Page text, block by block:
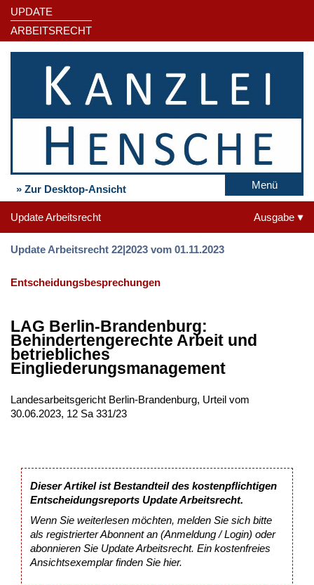
UPDATE
ARBEITSRECHT
» Zur Desktop-Ansicht Menü
Update Arbeitsrecht Ausgabe
Update Arbeitsrecht 22|2023 vom 01.11.2023
Entscheidungsbesprechungen
LAG Berlin-Brandenburg:
Behindertengerechte Arbeit und
betriebliches
Eingliederungsmanagement
Landesarbeitsgericht Berlin-Brandenburg, Urteil vom
30.06.2023, 12 Sa 331/23
Dieser Artikel ist Bestandteil des kostenpflichtigen
Entscheidungsreports Update Arbeitsrecht.
Wenn Sie weiterlesen möchten, melden Sie sich bitte
als registrierter Abonnent an (Anmeldung / Login) oder
abonnieren Sie Update Arbeitsrecht. Ein kostenfreies
Ansichtsexemplar finden Sie hier.